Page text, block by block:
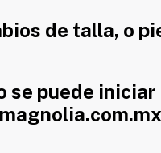
de talla, o
se puede